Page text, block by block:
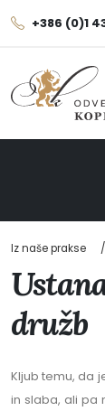
+386 (0)1
Iz naše prakse
družb
Kljub temu, da
in slaba, ali pa